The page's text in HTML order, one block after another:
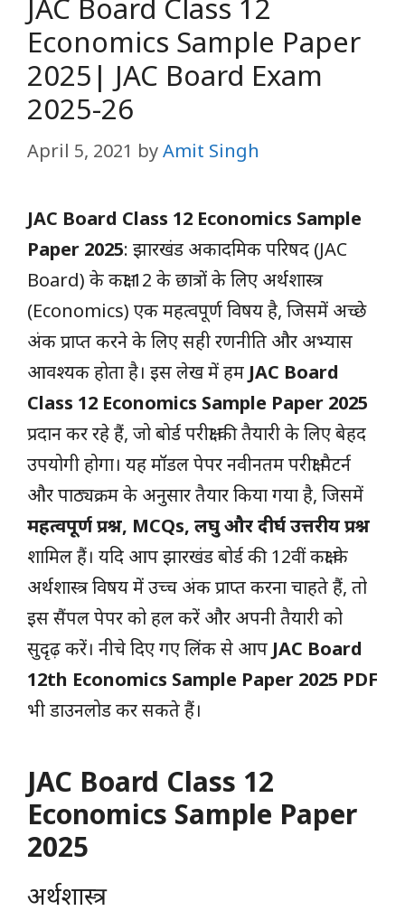
JAC Board Class 12
Economics Sample Paper
2025| JAC Board Exam
2025-26
April 5, 2021 byAmit Singh
JAC Board Class 12 Economics Sample
Paper 2025: झारखंड अकादमिक परिषद (JAC
Board) के कक्षा 12 के छात्रों के लिए अर्थशास्त्र
(Economics) एक महत्वपूर्ण विषय है, जिसमें अच्छे
अंक प्राप्त करने के लिए सही रणनीति और अभ्यास
आवश्यक होता है। इस लेख में हम JAC Board
Class 12 Economics Sample Paper 2025
प्रदान कर रहे हैं, जो बोर्ड परीक्षा की तैयारी के लिए बेहद
उपयोगी होगा। यह मॉडल पेपर नवीनतम परीक्षा पैटर्न
और पाठ्यक्रम के अनुसार तैयार किया गया है, जिसमें
महत्वपूर्ण प्रश्न, MCQs, लघु और दीर्घ उत्तरीय प्रश्न
शामिल हैं। यदि आप झारखंड बोर्ड की 12वीं कक्षा के
अर्थशास्त्र विषय में उच्च अंक प्राप्त करना चाहते हैं, तो
इस सैंपल पेपर को हल करें और अपनी तैयारी को
सुदृढ़ करें। नीचे दिए गए लिंक से आप JAC Board
12th Economics Sample Paper 2025 PDF
भी डाउनलोड कर सकते हैं।
JAC Board Class 12
Economics Sample Paper
2025
अर्थशास्त्र